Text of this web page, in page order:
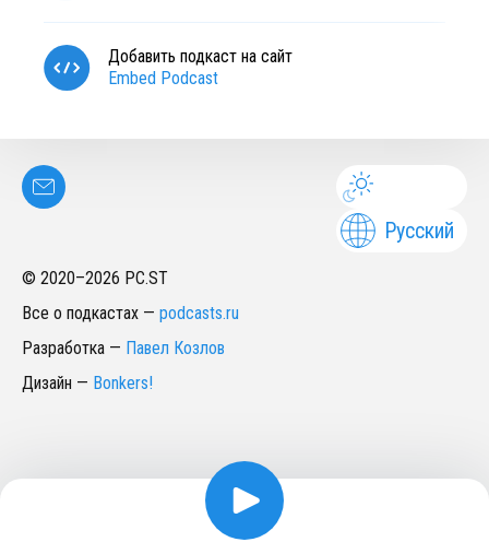
Добавить подкаст на сайт
Embed Podcast
Русский
© 2020–2026 PC.ST
Все о подкастах — podcasts.ru
Разработка — Павел Козлов
Дизайн — Bonkers!